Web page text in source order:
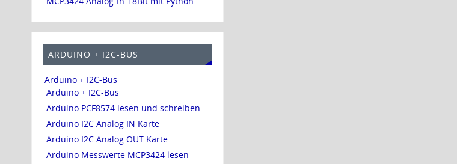
ARDUINO + I2C-BUS
Arduino + I2C-Bus
Arduino + I2C-Bus
Arduino PCF8574 lesen und schreiben
Arduino I2C Analog IN Karte
Arduino I2C Analog OUT Karte
Arduino Messwerte MCP3424 lesen